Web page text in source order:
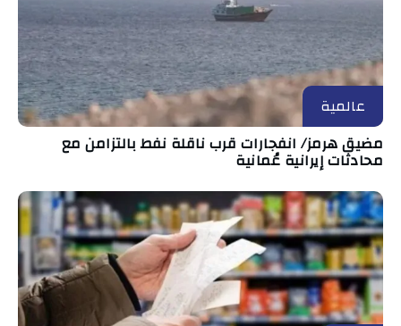
عالمية
مضيق هرمز/ انفجارات قرب ناقلة نفط بالتزامن مع
محادثات إيرانية عُمانية